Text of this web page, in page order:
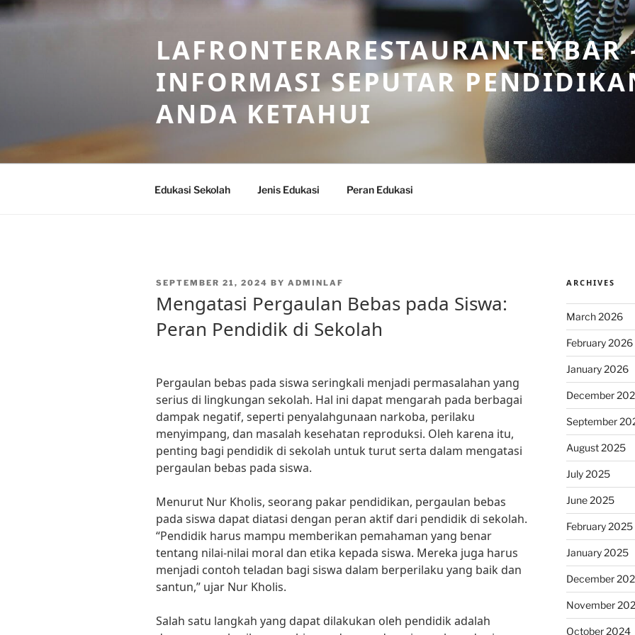
Skip
to
LAFRONTERARESTAURANTEYBAR
INFORMASI SEPUTAR
ANDA KETAHUI
Edukasi Sekolah Jenis Edukasi Peran Edukasi
POSTED
SEPTEMBER 21, 2024 BY ADMINLAF
Mengatasi Pergaulan Bebas pada Siswa:
Peran Pendidik di Sekolah
Pergaulan bebas pada siswa seringkali menjadi permasalahan yang
serius di lingkungan sekolah. Hal ini dapat mengarah pada berbagai
dampak negatif, seperti penyalahgunaan narkoba, perilaku
menyimpang, dan masalah kesehatan reproduksi. Oleh karena itu,
penting bagi pendidik di sekolah untuk turut serta dalam mengatasi
pergaulan bebas pada siswa.
Menurut Nur Kholis, seorang pakar pendidikan, pergaulan bebas
pada siswa dapat diatasi dengan peran aktif dari pendidik di sekolah.
“Pendidik harus mampu memberikan pemahaman yang benar
tentang nilai-nilai moral dan etika kepada siswa. Mereka juga harus
menjadi contoh teladan bagi siswa dalam berperilaku yang baik dan
santun,” ujar Nur Kholis.
Salah satu langkah yang dapat dilakukan oleh pendidik adalah
ARCHIVES
March 2026
February 2026
January 2026
December
September
August 2025
July 2025
June 2025
February 2025
January 2025
December
November
October 2024